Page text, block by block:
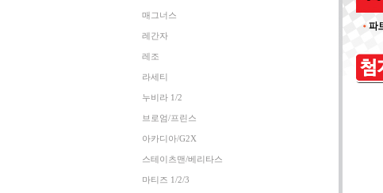
매그너스
레간자
레조
라세티
누비라 1/2
브로엄/프린스
아카디아/G2X
스테이츠맨/베리타스
마티즈 1/2/3